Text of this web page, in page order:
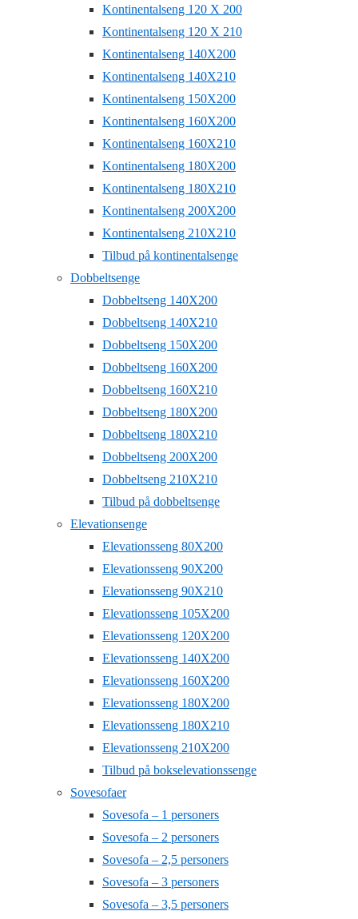
Kontinentalseng 120 X 200
Kontinentalseng 120 X 210
Kontinentalseng 140X200
Kontinentalseng 140X210
Kontinentalseng 150X200
Kontinentalseng 160X200
Kontinentalseng 160X210
Kontinentalseng 180X200
Kontinentalseng 180X210
Kontinentalseng 200X200
Kontinentalseng 210X210
Tilbud på kontinentalsenge
Dobbeltsenge
Dobbeltseng 140X200
Dobbeltseng 140X210
Dobbeltseng 150X200
Dobbeltseng 160X200
Dobbeltseng 160X210
Dobbeltseng 180X200
Dobbeltseng 180X210
Dobbeltseng 200X200
Dobbeltseng 210X210
Tilbud på dobbeltsenge
Elevationsenge
Elevationsseng 80X200
Elevationsseng 90X200
Elevationsseng 90X210
Elevationsseng 105X200
Elevationsseng 120X200
Elevationsseng 140X200
Elevationsseng 160X200
Elevationsseng 180X200
Elevationsseng 180X210
Elevationsseng 210X200
Tilbud på bokselevationssenge
Sovesofaer
Sovesofa – 1 personers
Sovesofa – 2 personers
Sovesofa – 2,5 personers
Sovesofa – 3 personers
Sovesofa – 3,5 personers